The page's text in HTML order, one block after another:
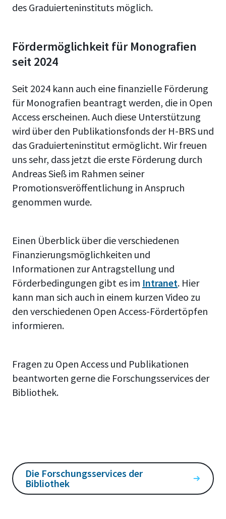
des Graduierteninstituts möglich.
Fördermöglichkeit für Monografien
seit 2024
Seit 2024 kann auch eine finanzielle Förderung
für Monografien beantragt werden, die in Open
Access erscheinen. Auch diese Unterstützung
wird über den Publikationsfonds der H-BRS und
das Graduierteninstitut ermöglicht.Wir freuen
uns sehr, dass jetzt die erste Förderung durch
Andreas Sieß im Rahmen seiner
Promotionsveröffentlichung in Anspruch
genommen wurde.
Einen Überblick über die verschiedenen
Finanzierungsmöglichkeiten und
Informationen zur Antragstellung und
Förderbedingungen gibt es im Intranet. Hier
kann man sich auch in einem kurzen Video zu
den verschiedenen Open Access-Fördertöpfen
informieren.
Fragen zu Open Access und Publikationen
beantworten gerne die Forschungsservices der
Bibliothek.
Die Forschungsservices der
Bibliothek